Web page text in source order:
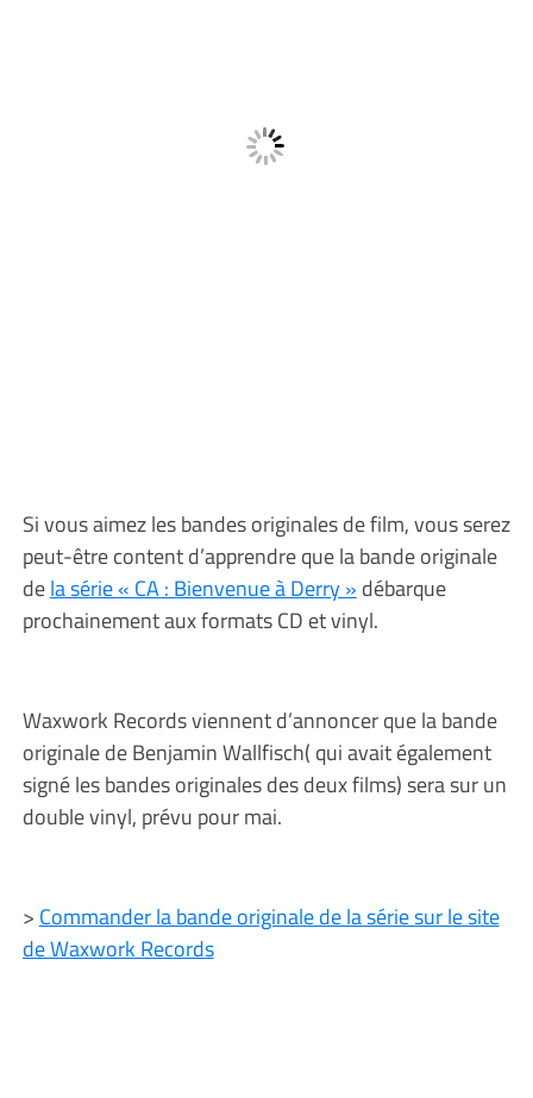
Si vous aimez les bandes originales de film, vous serez
peut-être content d’apprendre que la bande originale
dela série « CA : Bienvenue à Derry » débarque
prochainement aux formats CD et vinyl.
Waxwork Records viennent d’annoncer que la bande
originale de Benjamin Wallfisch( qui avait également
signé les bandes originales des deux films) sera sur un
double vinyl, prévu pour mai.
> Commander la bande originale de la série sur le site
de Waxwork Records